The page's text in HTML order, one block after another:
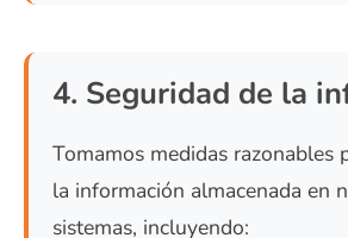
4. Seguridad de la
Tomamos medidas razonables
la información almacenada en
sistemas, incluyendo: